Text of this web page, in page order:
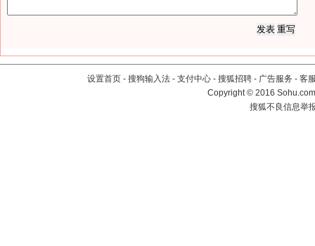
设置首页 - 搜狗输入法 - 支付中心 - 搜狐招聘 - 广告服务 - 客
Copyright©2016
搜狐不良信息举